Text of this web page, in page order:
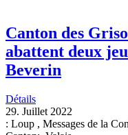
Canton des
abattent deux
Beverin
Détails
29. Juillet 2022
: Loup , Messages de la